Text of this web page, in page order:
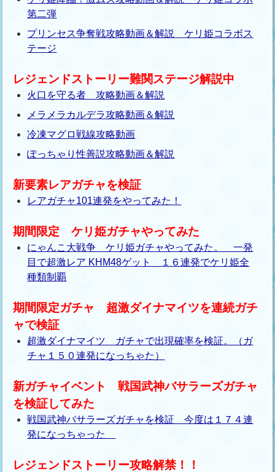
第二弾
プリンセス争奪戦攻略動画＆解説 ケリ姫コラボス
テージ
レジェンドストーリー難関ステージ解説中
火口を守る者 攻略動画＆解説
メラメラカルデラ攻略動画＆解説
冷凍マグロ戦線攻略動画
ぽっちゃり性善説攻略動画＆解説
新要素レアガチャを検証
レアガチャ101連発をやってみた！
期間限定 ケリ姫ガチャやってみた
にゃんこ大戦争 ケリ姫ガチャやってみた。 一発
目で超激レア KHM48ゲット １６連発でケリ姫全
種類制覇
期間限定ガチャ 超激ダイナマイツを連続ガチ
ャで検証
超激ダイナマイツ ガチャで出現確率を検証。（ガ
チャ１５０連発になっちゃた）
新ガチャイベント 戦国武神バサラーズガチャ
を検証してみた
戦国武神バサラーズガチャを検証 今度は１７４連
発になっちゃった
レジェンドストーリー攻略解禁！！